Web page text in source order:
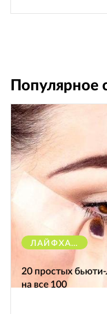
Популярное
ЛАЙФХАКИ
20 простых
на все 100